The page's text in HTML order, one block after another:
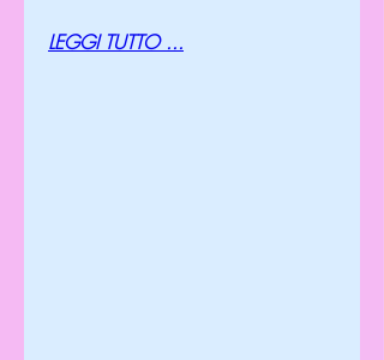
LEGGI TUTTO ...